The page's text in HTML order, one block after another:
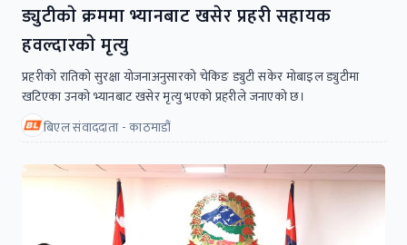
ड्युटीकाे क्रममा भ्यानबाट खसेर प्रहरी सहायक
हवल्दारकाे मृत्यु
प्रहरीकाे रातिको सुरक्षा योजनाअनुसारको चेकिङ ड्युटी सकेर माेबाइल ड्युटीमा
खटिएका उनकाे भ्यानबाट खसेर मृत्यु भएकाे प्रहरीले जनाएको छ।
बिएल संवाददाता - काठमाडौं